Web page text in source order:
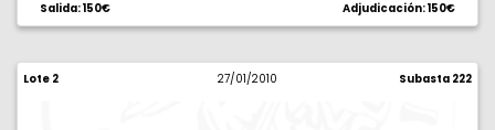
Salida: 150€ Adjudicación: 150€
Lote 2 27/01/2010 Subasta 222